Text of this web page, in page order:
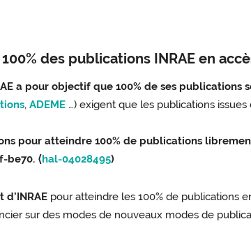
des publications INRAE en
a pour objectif que 100% de ses publications
,ADEME …) exigent que les publications
pour atteindre 100% de publications
be70. ⟨hal-04028495)
d’INRAE pour atteindre les 100% de publications
sur des modes de nouveaux modes de